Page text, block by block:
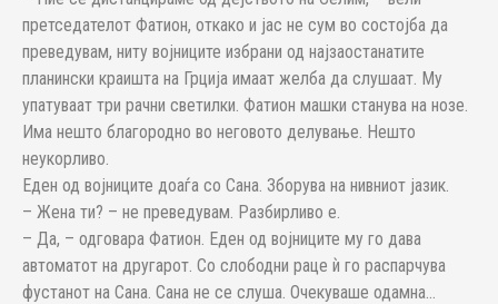
претседателот Фатион, откако и јас не сум во состојба да
преведувам, ниту војниците избрани од најзаостанатите
планински краишта на Грција имаат желба да слушаат. Му
упатуваат три рачни светилки. Фатион машки станува на нозе.
Има нешто благородно во неговото делување. Нешто
неукорливо.
Еден од војниците доаѓа со Сана. Зборува на нивниот јазик.
– Жена ти? – не преведувам. Разбирливо е.
– Да, – одговара Фатион. Еден од војниците му го дава
автоматот на другарот. Со слободни раце ѝ го распарчува
фустанот на Сана. Сана не се слуша. Очекуваше одамна…